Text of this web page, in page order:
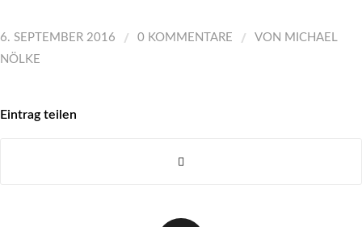
6. SEPTEMBER 2016 / 0 KOMMENTARE / VON MICHAEL
NÖLKE
Eintrag teilen